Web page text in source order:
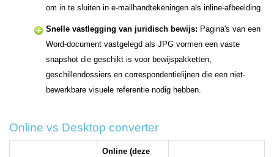
om in te sluiten in e-mailhandtekeningen als inline-afbeelding.
Snelle vastlegging van juridisch bewijs: Pagina's van een
Word-document vastgelegd als JPG vormen een vaste
snapshot die geschikt is voor bewijspakketten,
geschillendossiers en correspondentielijnen die een niet-
bewerkbare visuele referentie nodig hebben.
Online vs Desktop converter
Online (deze